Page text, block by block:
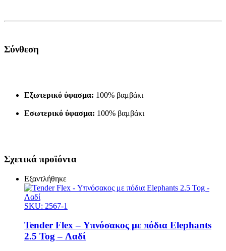
Σύνθεση
Εξωτερικό ύφασμα: 100% βαμβάκι
Εσωτερικό ύφασμα: 100% βαμβάκι
Σχετικά προϊόντα
Εξαντλήθηκε
SKU: 2567-1
Tender Flex – Υπνόσακος με πόδια Elephants
2.5 Tog – Λαδί